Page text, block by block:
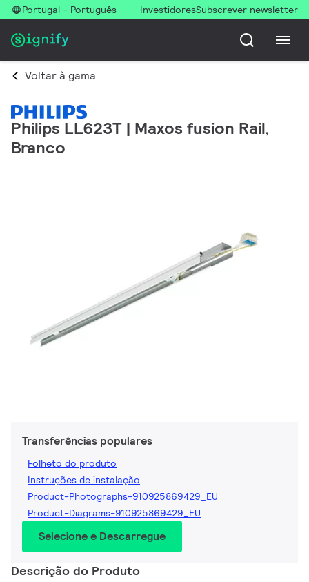
Portugal - Português InvestidoresSubscrever newsletter
Voltar à gama
Philips LL623T | Maxos fusion Rail,
Branco
Transferências populares
Folheto do produto
Instruções de instalação
Product-Photographs-910925869429_EU
Product-Diagrams-910925869429_EU
Selecione e Descarregue
Descrição do Produto